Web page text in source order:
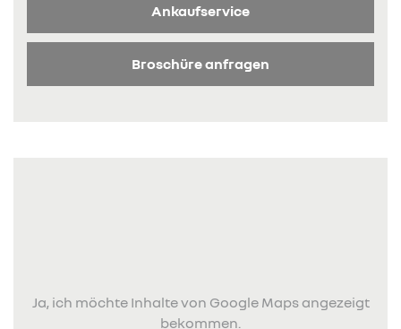
Ankaufservice
Broschüre anfragen
Ja, ich möchte Inhalte von Google Maps angezeigt
bekommen.